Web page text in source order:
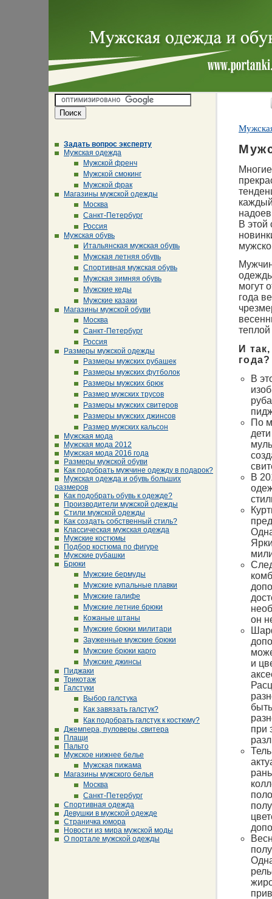
Задать вопрос эксперту
Мужская одежда
Мужской френч
Мужской смокинг
Мужской фрак
Магазины мужской одежды
Москва
Санкт-Петербург
Россия
Мужская обувь
Итальянская мужская обувь
Мужская летняя обувь
Спортивная мужская обувь
Мужская зимняя обувь
Мужские кеды
Мужские казаки
Магазины мужской обуви
Москва
Санкт-Петербург
Россия
Размеры мужской одежды
Размеры мужских рубашек
Размеры мужских футболок
Размеры мужских брюк
Размер мужских трусов
Размеры мужских свитеров
Размеры мужских джинсов
Размер мужских кальсон
Мужская мода
Мужская мода 2012
Мужская мода 2016 года
Размеры мужской обуви
Как подобрать мужчине одежду в подарок?
Мужская одежда и обувь больших
размеров
Как подобрать обувь к одежде?
Производители мужской одежды
Стили мужской одежды
Как создать собственный стиль?
Классическая мужская одежда
Мужские костюмы
Подбор костюма по фигуре
Мужские рубашки
Брюки
Мужские бермуды
Мужские купальные плавки
Мужские галифе
Мужские летние брюки
Кожаные штаны
Мужские брюки милитари
Зауженные мужские брюки
Мужские брюки карго
Мужские джинсы
Пиджаки
Трикотаж
Галстуки
Выбор галстука
Как завязать галстук?
Как подобрать галстук к костюму?
Джемпера, пуловеры, свитера
Плащи
Пальто
Мужское нижнее белье
Мужская пижама
Магазины мужского белья
Москва
Санкт-Петербург
Спортивная одежда
Девушки в мужской одежде
Страничка юмора
Новости из мира мужской моды
О портале мужской одежды
В этой
могут
года
И
года?
В
По
В
он
и
при